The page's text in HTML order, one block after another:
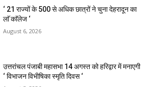
‘ 21 राज्यों के 500 से अधिक छात्रों ने चुना देहरादून का
लाॅ काॅलेज ‘
August 6, 2026
उत्तरांचल पंजाबी महासभा 14 अगस्त को हरिद्वार में मनाएगी
‘ विभाजन विभीषिका स्मृति दिवस ‘